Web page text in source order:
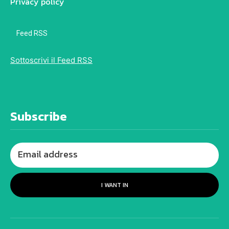
Feed RSS
Sottoscrivi il Feed RSS
Subscribe
I WANT IN